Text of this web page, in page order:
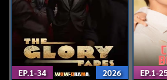
EP.1-34 2026 EP.1-